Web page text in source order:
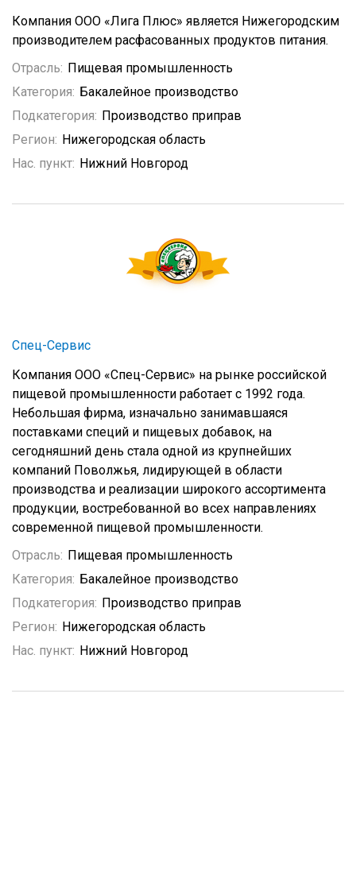
Компания ООО «Лига Плюс» является Нижегородским
производителем расфасованных продуктов питания.
Отрасль: Пищевая промышленность
Категория: Бакалейное производство
Подкатегория: Производство приправ
Регион: Нижегородская область
Нас. пункт: Нижний Новгород
Спец-Сервис
Компания ООО «Спец-Сервис» на рынке российской
пищевой промышленности работает с 1992 года.
Небольшая фирма, изначально занимавшаяся
поставками специй и пищевых добавок, на
сегодняшний день стала одной из крупнейших
компаний Поволжья, лидирующей в области
производства и реализации широкого ассортимента
продукции, востребованной во всех направлениях
современной пищевой промышленности.
Отрасль: Пищевая промышленность
Категория: Бакалейное производство
Подкатегория: Производство приправ
Регион: Нижегородская область
Нас. пункт: Нижний Новгород